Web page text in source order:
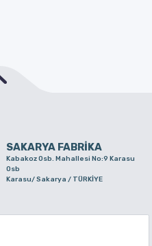
SAKARYA FABRİKA
Kabakoz Osb. Mahallesi No:9 Karasu
Osb
Karasu/ Sakarya / TÜRKİYE